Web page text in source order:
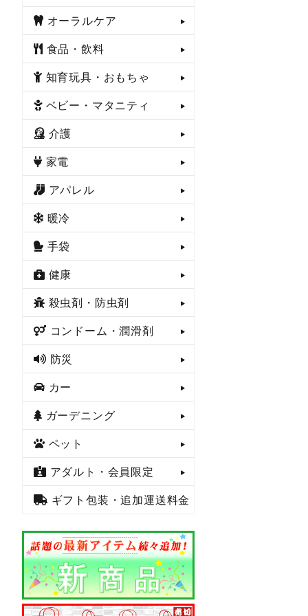
オーラルケア
食品・飲料
知育玩具・おもちゃ
ベビー・マタニティ
介護
家電
アパレル
暖冷
手袋
健康
殺虫剤・防虫剤
コンドーム・潤滑剤
防災
カー
ガーデニング
ペット
アダルト・会員限定
ギフト包装・追加運送料金